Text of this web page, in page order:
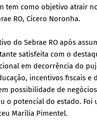
tem como objetivo atrair
RO, Cícero Noronha.
do Sebrae RO após
satisfeita com o
em decorrência do
incentivos fiscais
possibilidade de
o potencial do estado.
Marília Pimentel.